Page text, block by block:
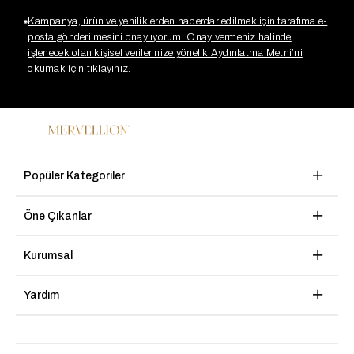
Kampanya, ürün ve yeniliklerden haberdar edilmek için tarafıma e-
posta gönderilmesini onaylıyorum. Onay vermeniz halinde
işlenecek olan kişisel verilerinize yönelik Aydınlatma Metni’ni
okumak için tıklayınız.
Popüler Kategoriler
Öne Çıkanlar
Kurumsal
Yardım